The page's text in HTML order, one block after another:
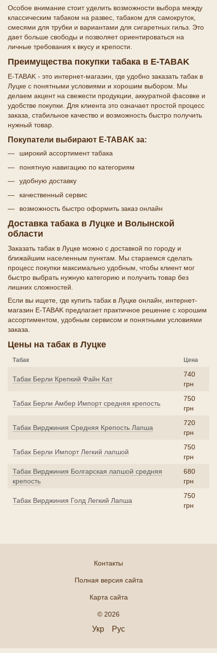
Особое внимание стоит уделить возможности выбора между
классическим табаком на развес, табаком для самокруток,
смесями для трубки и вариантами для сигаретных гильз. Это
дает больше свободы и позволяет ориентироваться на
личные требования к вкусу и крепости.
Преимущества покупки табака в E-TABAK
E-TABAK - это интернет-магазин, где удобно заказать табак в
Луцке с понятными условиями и хорошим выбором. Мы
делаем акцент на свежести продукции, аккуратной фасовке и
удобстве покупки. Для клиента это означает простой процесс
заказа, стабильное качество и возможность быстро получить
нужный товар.
Покупатели выбирают E-TABAK за:
широкий ассортимент табака
понятную навигацию по категориям
удобную доставку
качественный сервис
возможность быстро оформить заказ онлайн
Доставка табака в Луцке и Волынской
области
Заказать табак в Луцке можно с доставкой по городу и
ближайшим населенным пунктам. Мы стараемся сделать
процесс покупки максимально удобным, чтобы клиент мог
быстро выбрать нужную категорию и получить товар без
лишних сложностей.
Если вы ищете, где купить табак в Луцке онлайн, интернет-
магазин E-TABAK предлагает практичное решение с хорошим
ассортиментом, удобным сервисом и понятными условиями
заказа.
Цены на табак в Луцке
Табак Цена
Табак Берли Крепкий Файн Кат
740
грн
Табак Берли Амбер Импорт средняя крепость
750
грн
Табак Вирджиния Средняя Крепость Лапша
720
грн
Табак Берли Импорт Легкий лапшой
750
грн
Табак Вирджиния Болгарская лапшой средняя
крепость
680
грн
Табак Вирджиния Голд Легкий Лапша
750
грн
Контакты
Полная версия сайта
Карта сайта
© 2026
Укр Рус